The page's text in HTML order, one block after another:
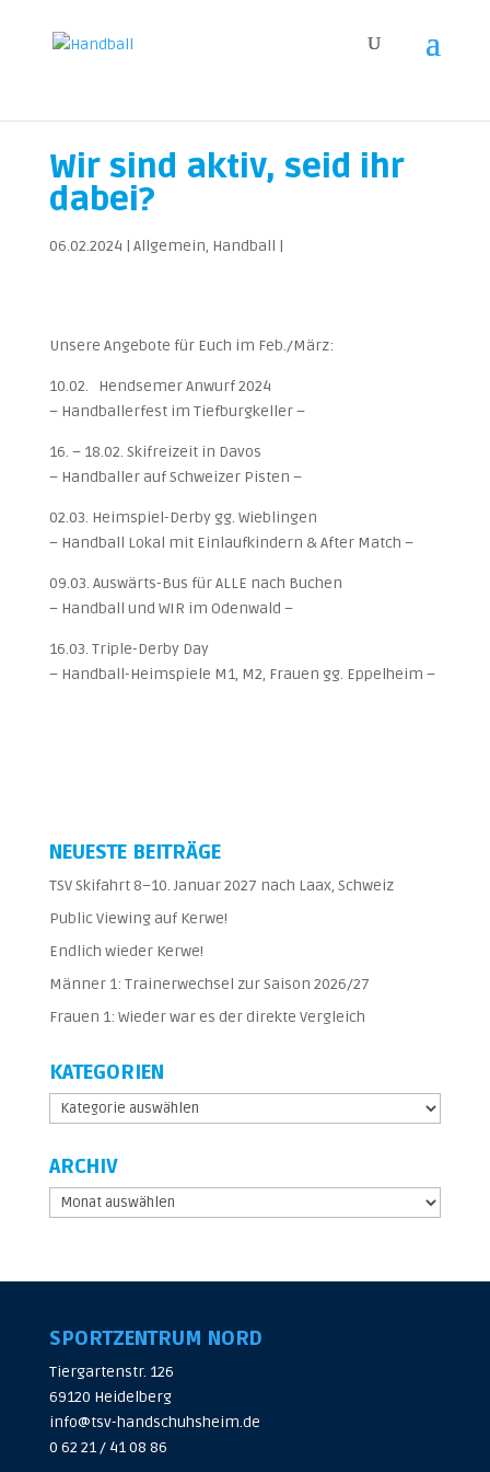
Wir sind aktiv, seid ihr
dabei?
06.02.2024 | Allgemein, Handball |
Unsere Angebote für Euch im Feb./März:
10.02. Hendsemer Anwurf 2024
– Handballerfest im Tiefburgkeller –
16. – 18.02. Skifreizeit in Davos
– Handballer auf Schweizer Pisten –
02.03. Heimspiel-Derby gg. Wieblingen
– Handball Lokal mit Einlaufkindern & After Match –
09.03. Auswärts-Bus für ALLE nach Buchen
– Handball und WIR im Odenwald –
16.03. Triple-Derby Day
– Handball-Heimspiele M1, M2, Frauen gg. Eppelheim –
NEUESTE BEITRÄGE
TSV Skifahrt 8–10. Januar 2027 nach Laax, Schweiz
Public Viewing auf Kerwe!
Endlich wieder Kerwe!
Männer 1: Trainerwechsel zur Saison 2026/27
Frauen 1: Wieder war es der direkte Vergleich
KATEGORIEN
Kategorien
ARCHIV
Archiv
SPORTZENTRUM NORD
Tiergartenstr. 126
69120 Heidelberg
info@tsv-handschuhsheim.de
0 62 21 / 41 08 86